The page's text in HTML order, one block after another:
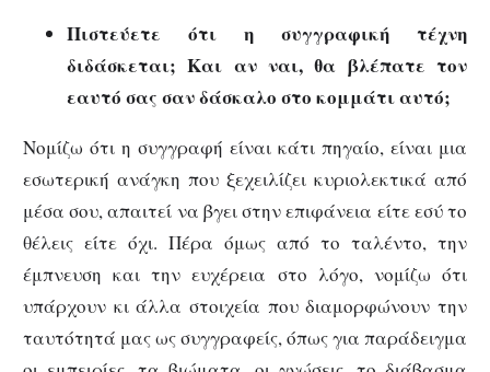
Πιστεύετε ότι η συγγραφική τέχνη
διδάσκεται; Και αν ναι, θα βλέπατε τον
εαυτό σας σαν δάσκαλο στο κομμάτι αυτό;
Νομίζω ότι η συγγραφή είναι κάτι πηγαίο, είναι μια
εσωτερική ανάγκη που ξεχειλίζει κυριολεκτικά από
μέσα σου, απαιτεί να βγει στην επιφάνεια είτε εσύ το
θέλεις είτε όχι. Πέρα όμως από το ταλέντο, την
έμπνευση και την ευχέρεια στο λόγο, νομίζω ότι
υπάρχουν κι άλλα στοιχεία που διαμορφώνουν την
ταυτότητά μας ως συγγραφείς, όπως για παράδειγμα